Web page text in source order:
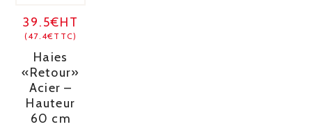
39.5€HT
(47.4€TTC)
Haies
«Retour»
Acier –
Hauteur
60 cm